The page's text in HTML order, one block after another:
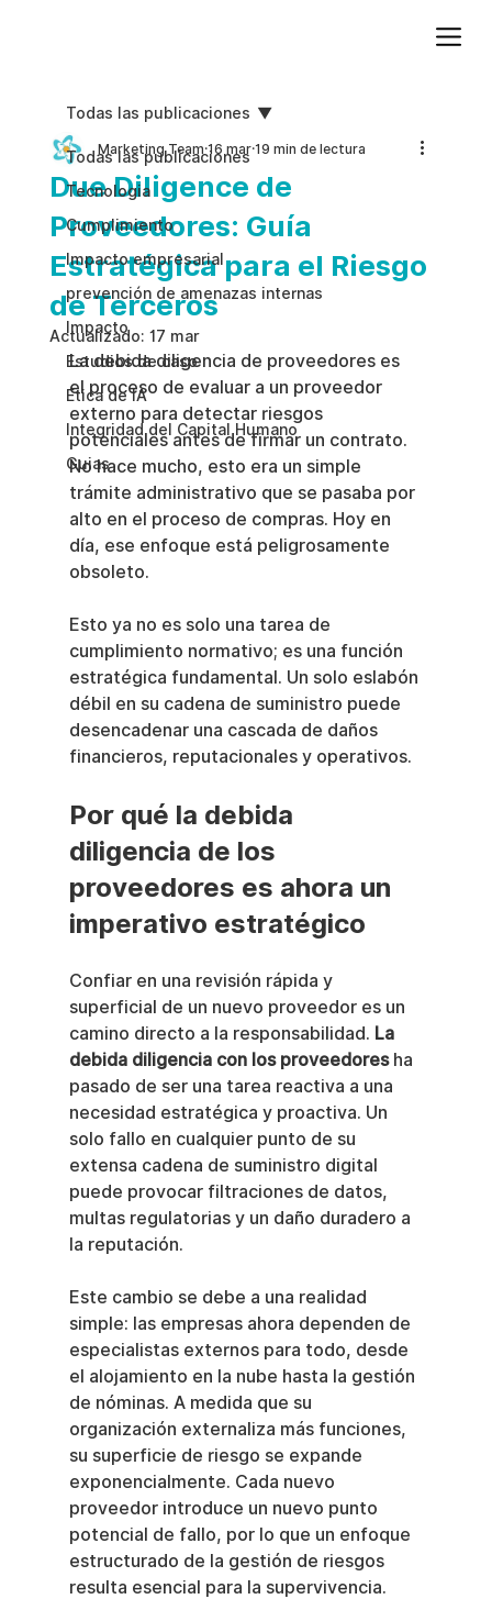
Todas las publicaciones
Tecnologia
Cumplimiento
Impacto empresarial
prevención de amenazas internas
Impacto
Estudios de caso
Etica de IA
Integridad del Capital Humano
Guias
Todas las publicaciones
Due Diligence de
Proveedores: Guía
Estratégica para el Riesgo
de Terceros
Marketing Team 16 mar 19 min de lectura
Actualizado: 17 mar
La debida diligencia de proveedores es
el proceso de evaluar a un proveedor
externo para detectar riesgos
potenciales antes de firmar un contrato.
No hace mucho, esto era un simple
trámite administrativo que se pasaba por
alto en el proceso de compras. Hoy en
día, ese enfoque está peligrosamente
obsoleto.
Esto ya no es solo una tarea de
cumplimiento normativo; es una función
estratégica fundamental. Un solo eslabón
débil en su cadena de suministro puede
desencadenar una cascada de daños
financieros, reputacionales y operativos.
Por qué la debida
diligencia de los
proveedores es ahora un
imperativo estratégico
Confiar en una revisión rápida y
superficial de un nuevo proveedor es un
camino directo a la responsabilidad. La
debida diligencia con los proveedores ha
pasado de ser una tarea reactiva a una
necesidad estratégica y proactiva. Un
solo fallo en cualquier punto de su
extensa cadena de suministro digital
puede provocar filtraciones de datos,
multas regulatorias y un daño duradero a
la reputación.
Este cambio se debe a una realidad
simple: las empresas ahora dependen de
especialistas externos para todo, desde
el alojamiento en la nube hasta la gestión
de nóminas. A medida que su
organización externaliza más funciones,
su superficie de riesgo se expande
exponencialmente. Cada nuevo
proveedor introduce un nuevo punto
potencial de fallo, por lo que un enfoque
estructurado de la gestión de riesgos
resulta esencial para la supervivencia.